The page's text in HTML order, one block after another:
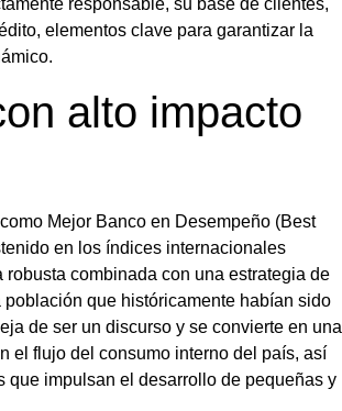
elementos clave para garantizar la
alto impacto
Mejor Banco en Desempeño (Best
en los índices internacionales
combinada con una estrategia de
que históricamente habían sido
de ser un discurso y se convierte en una
el flujo del consumo interno del país, así
que impulsan el desarrollo de pequeñas y